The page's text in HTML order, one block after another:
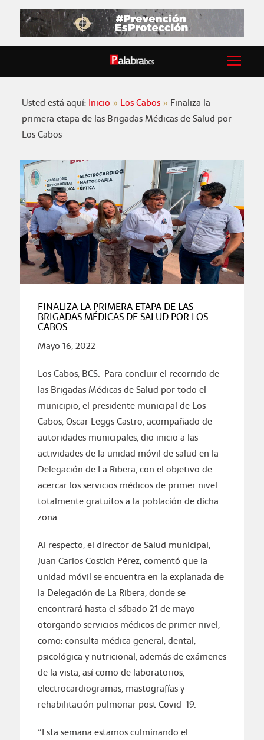
Usted está aquí: Inicio Los Cabos
Finaliza la
primera etapa de las Brigadas Médicas de Salud por
Los Cabos
FINALIZA LA PRIMERA ETAPA DE LAS
BRIGADAS MÉDICAS DE SALUD POR LOS
CABOS
Mayo 16, 2022
Los Cabos, BCS.-Para concluir el recorrido de
las Brigadas Médicas de Salud por todo el
municipio, el presidente municipal de Los
Cabos, Oscar Leggs Castro, acompañado de
autoridades municipales, dio inicio a las
actividades de la unidad móvil de salud en la
Delegación de La Ribera, con el objetivo de
acercar los servicios médicos de primer nivel
totalmente gratuitos a la población de dicha
zona.
Al respecto, el director de Salud municipal,
Juan Carlos Costich Pérez, comentó que la
unidad móvil se encuentra en la explanada de
la Delegación de La Ribera, donde se
encontrará hasta el sábado 21 de mayo
otorgando servicios médicos de primer nivel,
como: consulta médica general, dental,
psicológica y nutricional, además de exámenes
de la vista, así como de laboratorios,
electrocardiogramas, mastografías y
rehabilitación pulmonar post Covid-19.
“Esta semana estamos culminando el